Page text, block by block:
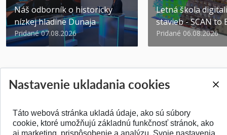
Náš odborník o historicky
nízkej hladine Dunaja
Pridané 07.08.2026
Letná škola
stavieb - SCAN to
Pridané 06.08.2026
SPÄŤ NA VRCH
Nastavenie ukladania cookies
Táto webová stránka ukladá údaje, ako sú súbory
cookie, ktoré umožňujú základnú funkčnosť stránok, ako
aj marketing, prispôsobenie a analýzu. Svoje nastavenia